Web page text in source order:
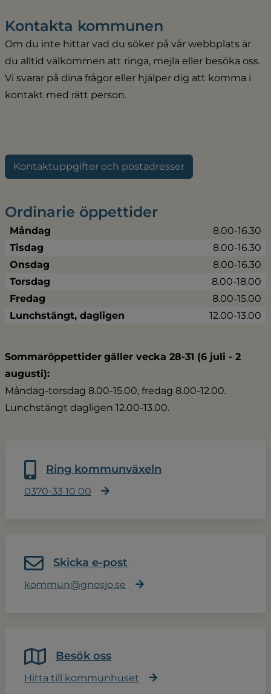
Kontakta kommunen
Om du inte hittar vad du söker på vår webbplats är
du alltid välkommen att ringa, mejla eller besöka oss.
Vi svarar på dina frågor eller hjälper dig att komma i
kontakt med rätt person.
Kontaktuppgifter och postadresser
Ordinarie öppettider
Måndag
8.00-16.30
Tisdag
8.00-16.30
Onsdag
8.00-16.30
Torsdag
8.00-18.00
Fredag
8.00-15.00
Lunchstängt, dagligen
12.00-13.00
Sommaröppettider gäller vecka 28-31 (6 juli - 2
augusti):
Måndag-torsdag 8.00-15.00, fredag 8.00-12.00.
Lunchstängt dagligen 12.00-13.00.
Ring kommunväxeln
0370-33 10 00
Skicka e-post
kommun@gnosjo.se
Besök oss
Hitta till kommunhuset